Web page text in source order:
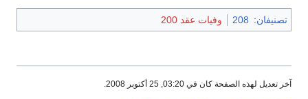
تصنيفان:
208 وفيات عقد 200
آخر تعديل لهذه الصفحة كان في 03:20, 25 أكتوبر 2008.